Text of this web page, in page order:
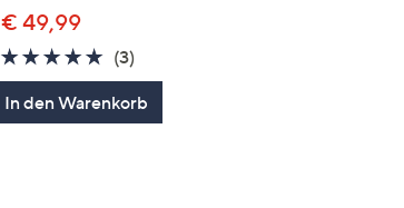
€ 49,99
5.0
von
5
(3)
Bewertungen
In den Warenkorb